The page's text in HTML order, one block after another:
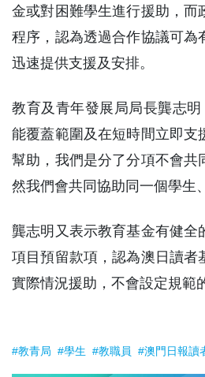
金或對困難學生進行援助，而
程序，認為透過合作協議可為
迅速提供支援及安排。
教育及青年發展局局長龔志明
能覆蓋範圍及在短時間立即支
幫助，我們是分了分項不會共
然我們會共同協助同一個學生
龔志明又表示教育基金有健全
項目預留款項，認為澳日讀者
實際情況援助，不會設定規範
#教青局 #學生 #教職員 #澳門日報讀